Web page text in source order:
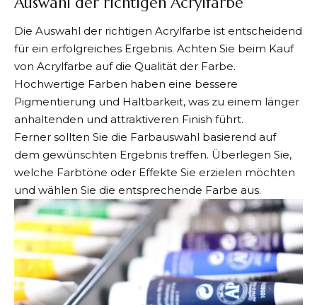
Die Auswahl der richtigen Acrylfarbe ist entscheidend
für ein erfolgreiches Ergebnis. Achten Sie beim Kauf
von Acrylfarbe auf die Qualität der Farbe.
Hochwertige Farben haben eine bessere
Pigmentierung und Haltbarkeit, was zu einem länger
anhaltenden und attraktiveren Finish führt.
Ferner sollten Sie die Farbauswahl basierend auf
dem gewünschten Ergebnis treffen. Überlegen Sie,
welche Farbtöne oder Effekte Sie erzielen möchten
und wählen Sie die entsprechende Farbe aus.